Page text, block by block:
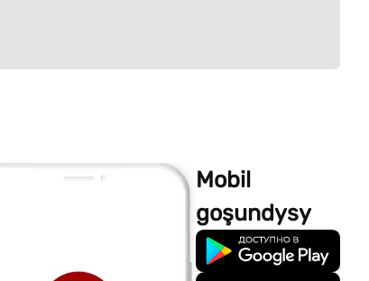
Mobil
goşundysy